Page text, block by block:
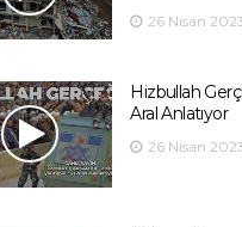
26 Nisan
Hizbullah
Aral Anlatıyor
26 Nisan